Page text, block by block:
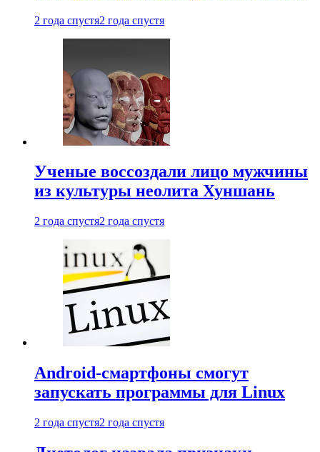
2 года спустя2 года спустя
Ученые воссоздали лицо мужчины
из культуры неолита Хуншань
2 года спустя2 года спустя
Android-смартфоны смогут
запускать программы для Linux
2 года спустя2 года спустя